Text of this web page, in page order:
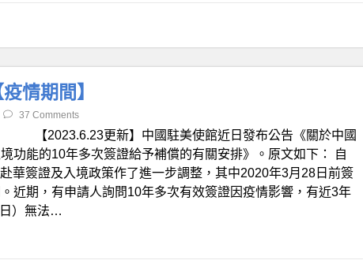
情期間】
37 Comments
【2023.6.23更新】中國駐美使館近日發布公告《關於中國
功能的10年多次簽證給予補償的有關安排》。原文如下： 自
華簽證及入境政策作了進一步調整，其中2020年3月28日前簽
近期，有申請人詢問10年多次有效簽證因疫情影響，有近3年
）無法…